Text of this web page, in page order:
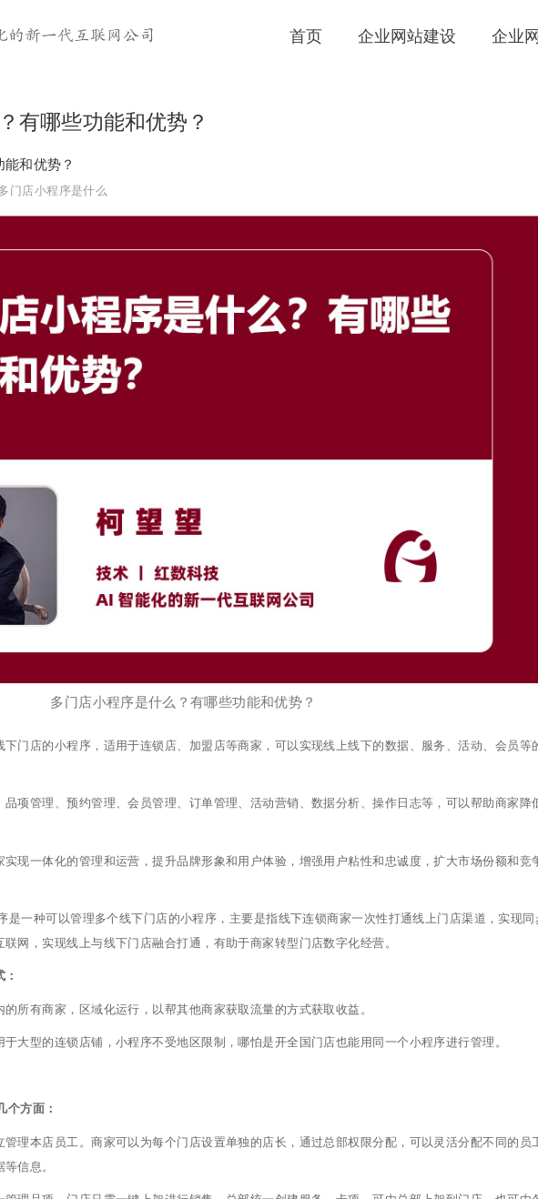
的新一代互联网公司 首页 企业网站建设 企业
有哪些功能和优势？
和优势？
门店小程序是什么
多门店小程序是什么？有哪些功能和优势？
门店的小程序，适用于连锁店、加盟店等商家，可以实现线上线下的数据、服务、活动、会员等
项管理、预约管理、会员管理、订单管理、活动营销、数据分析、操作日志等，可以帮助商家降
现一体化的管理和运营，提升品牌形象和用户体验，增强用户粘性和忠诚度，扩大市场份额和竞
是一种可以管理多个线下门店的小程序，主要是指线下连锁商家一次性打通线上门店渠道，实现同
网，实现线上与线下门店融合打通，有助于商家转型门店数字化经营。
所有商家，区域化运行，以帮其他商家获取流量的方式获取收益。
大型的连锁店铺，小程序不受地区限制，哪怕是开全国门店也能用同一个小程序进行管理。
个方面：
管理本店员工。商家可以为每个门店设置单独的店长，通过总部权限分配，可以灵活分配不同的员
信息。